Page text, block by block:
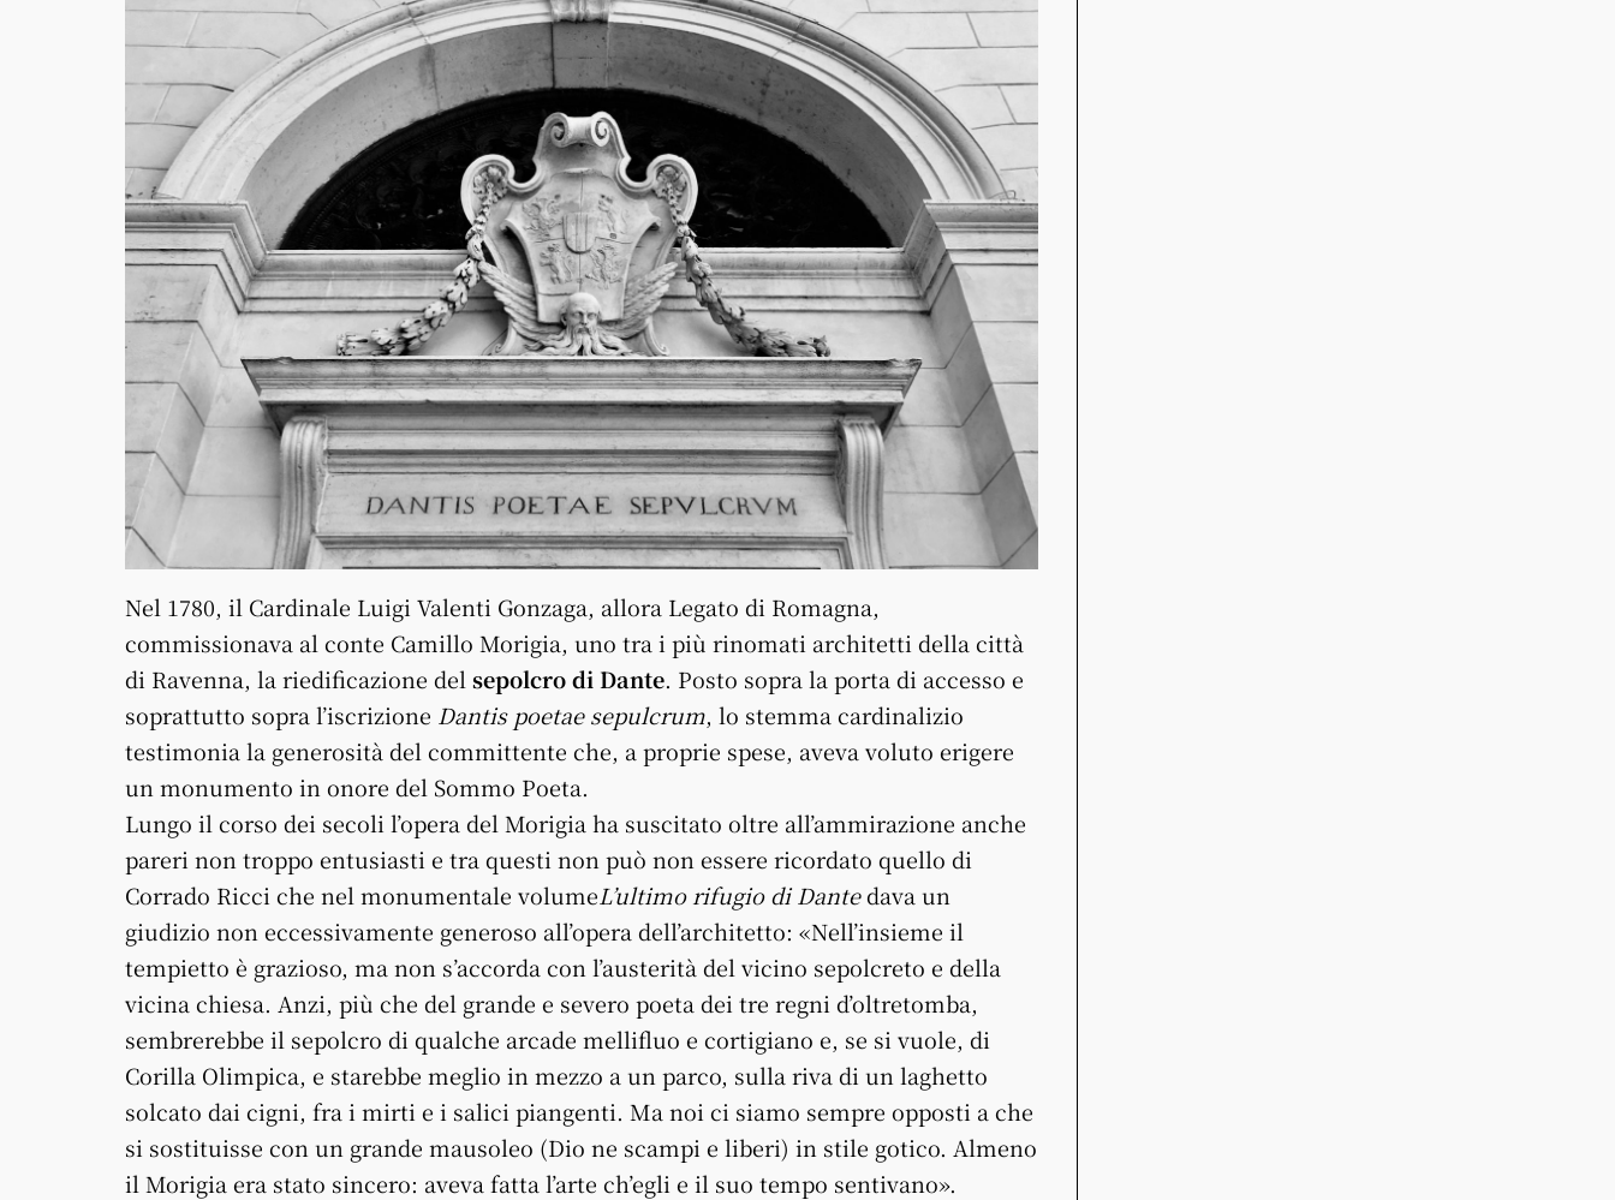
Nel 1780, il Cardinale Luigi Valenti Gonzaga, allora Legato di Romagna,
commissionava al conte Camillo Morigia, uno tra i più rinomati architetti della città
di Ravenna, la riedificazione del sepolcro di Dante. Posto sopra la porta di accesso e
soprattutto sopra l’iscrizione Dantis poetae sepulcrum, lo stemma cardinalizio
testimonia la generosità del committente che, a proprie spese, aveva voluto erigere
un monumento in onore del Sommo Poeta.
Lungo il corso dei secoli l’opera del Morigia ha suscitato oltre all’ammirazione anche
pareri non troppo entusiasti e tra questi non può non essere ricordato quello di
Corrado Ricci che nel monumentale volumeL’ultimo rifugio di Dantedava un
giudizio non eccessivamente generoso all’opera dell’architetto: «Nell’insieme il
tempietto è grazioso, ma non s’accorda con l’austerità del vicino sepolcreto e della
vicina chiesa. Anzi, più che del grande e severo poeta dei tre regni d’oltretomba,
sembrerebbe il sepolcro di qualche arcade mellifluo e cortigiano e, se si vuole, di
Corilla Olimpica, e starebbe meglio in mezzo a un parco, sulla riva di un laghetto
solcato dai cigni, fra i mirti e i salici piangenti. Ma noi ci siamo sempre opposti a che
si sostituisse con un grande mausoleo (Dio ne scampi e liberi) in stile gotico. Almeno
il Morigia era stato sincero: aveva fatta l’arte ch’egli e il suo tempo sentivano».